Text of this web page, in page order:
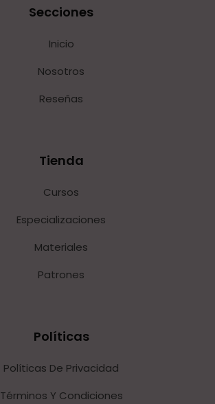
Secciones
Inicio
Nosotros
Reseñas
Tienda
Cursos
Especializaciones
Materiales
Patrones
Políticas
Políticas De Privacidad
Términos Y Condiciones